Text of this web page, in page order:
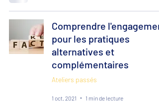
Comprendre
pour les pratiques
alternatives et
complémentaires
Ateliers passés
1 oct. 2021 1 min de lecture